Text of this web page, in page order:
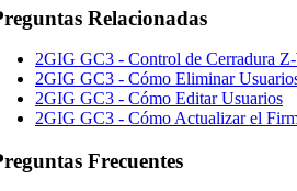
Relacionadas
2GIG GC3 - Control de Cerradura
2GIG GC3 - Cómo Eliminar
2GIG GC3 - Cómo Editar Usuarios
2GIG GC3 - Cómo Actualizar el
Frecuentes